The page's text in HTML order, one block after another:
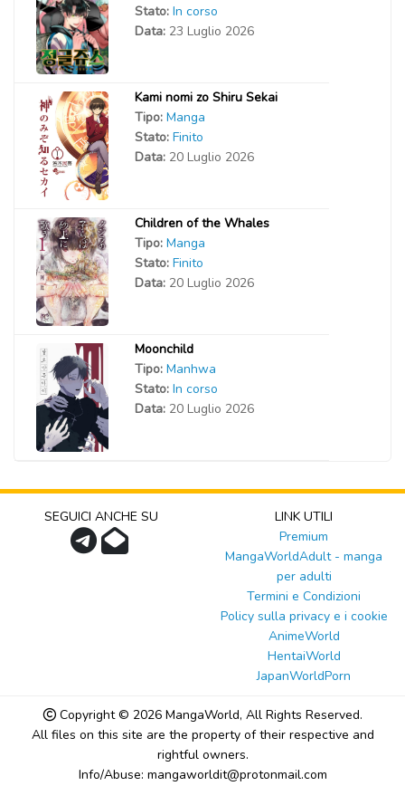
Stato: In corso
Data: 23 Luglio 2026
Kami nomi zo Shiru Sekai
Tipo: Manga
Stato: Finito
Data: 20 Luglio 2026
Children of the Whales
Tipo: Manga
Stato: Finito
Data: 20 Luglio 2026
Moonchild
Tipo: Manhwa
Stato: In corso
Data: 20 Luglio 2026
SEGUICI ANCHE SU
LINK UTILI
Premium
MangaWorldAdult - manga
per adulti
Termini e Condizioni
Policy sulla privacy e i cookie
AnimeWorld
HentaiWorld
JapanWorldPorn
Copyright © 2026 MangaWorld, All Rights Reserved.
All files on this site are the property of their respective and
rightful owners.
Info/Abuse: mangaworldit@protonmail.com